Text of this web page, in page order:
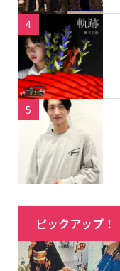
4
5
ピックアップ！